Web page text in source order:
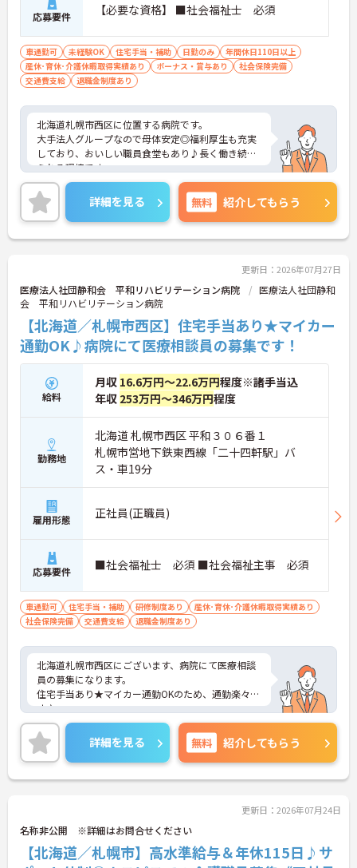
応募要件 【必要な資格】 ■社会福祉士 必須
車通勤可 未経験OK 住宅手当・補助 日勤のみ
年間休日110日以上
産休･育休･介護休暇取得実績あり
ボーナス・賞与あり
社会保険完備
交通費支給
退職金制度あり
北海道札幌市西区に位置する病院です。
大手法人グループなので母体安定◎福利厚生も充実
しており、おいしい職員食堂もあり♪長く働き続け
られる環境です。
また、マイカー通勤可能で通勤にも便利です☆
ご興味ある方には、面接対策ポイントなど、さらに
詳細をお話しいたしますのでお気軽にご相談くださ
い！
詳細を見る 無料 紹介してもらう
更新日：2026年07月27日
医療法人社団静和会 平和リハビリテーション病院
医療法人社団静和
会 平和リハビリテーション病院
【北海道／札幌市西区】住宅手当あり★マイカー
通勤OK♪病院にて医療相談員の募集です！
給料
月収 16.6万円～22.6万円程度※諸手当込
年収 253万円～346万円程度
勤務地
北海道 札幌市西区 平和３０６番１
札幌市営地下鉄東西線「二十四軒駅」バ
ス・車19分
雇用形態 正社員(正職員)
応募要件 ■社会福祉士 必須 ■社会福祉主事 必須
車通勤可 住宅手当・補助 研修制度あり
産休･育休･介護休暇取得実績あり
社会保険完備
交通費支給 退職金制度あり
北海道札幌市西区にございます、病院にて医療相談
員の募集になります。
住宅手当あり★マイカー通勤OKのため、通勤楽々で
す♪
ご興味のある方は、マイナビ介護職までお問い合わ
せください。詳細を見る 無料 紹介してもらう
更新日：2026年07月24日
名称非公開 ※詳細はお問合せください
【北海道／札幌市】高水準給与＆年休115日♪サ